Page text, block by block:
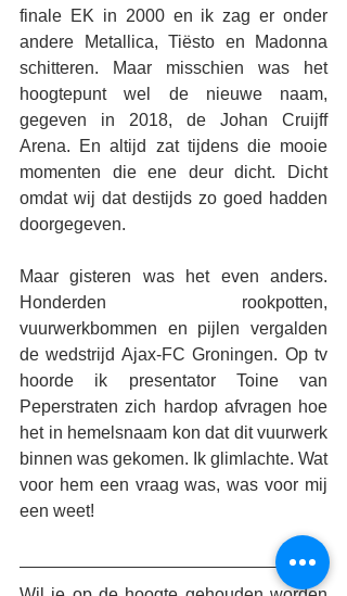
finale EK in 2000 en ik zag er onder
andere Metallica, Tiësto en Madonna
schitteren. Maar misschien was het
hoogtepunt wel de nieuwe naam,
gegeven in 2018, de Johan Cruijff
Arena. En altijd zat tijdens die mooie
momenten die ene deur dicht. Dicht
omdat wij dat destijds zo goed hadden
doorgegeven.
Maar gisteren was het even anders.
Honderden rookpotten,
vuurwerkbommen en pijlen vergalden
de wedstrijd Ajax-FC Groningen. Op tv
hoorde ik presentator Toine van
Peperstraten zich hardop afvragen hoe
het in hemelsnaam kon dat dit vuurwerk
binnen was gekomen. Ik glimlachte. Wat
voor hem een vraag was, was voor mij
een weet!